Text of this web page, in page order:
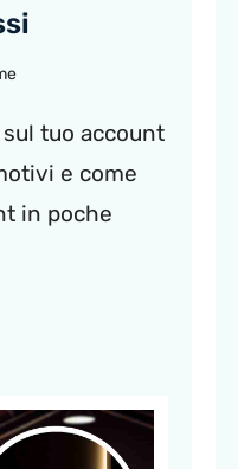
tuo account
e come
in poche